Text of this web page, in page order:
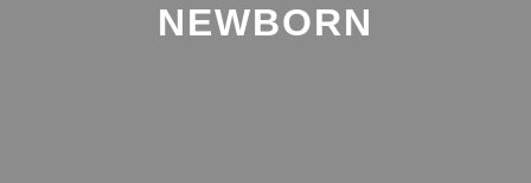
NEWBORN